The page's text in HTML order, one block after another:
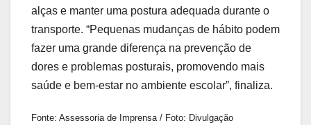
alças e manter uma postura adequada durante o
transporte. “Pequenas mudanças de hábito podem
fazer uma grande diferença na prevenção de
dores e problemas posturais, promovendo mais
saúde e bem-estar no ambiente escolar”, finaliza.
Fonte: Assessoria de Imprensa / Foto: Divulgação